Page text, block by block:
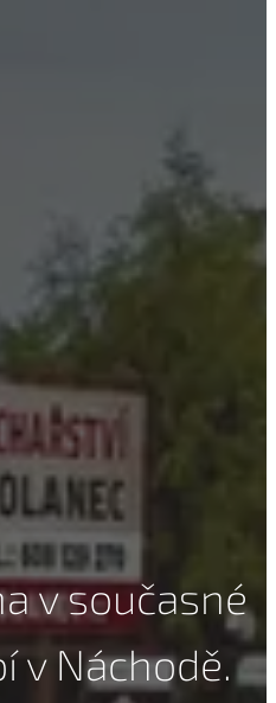
v současné
v Náchodě.